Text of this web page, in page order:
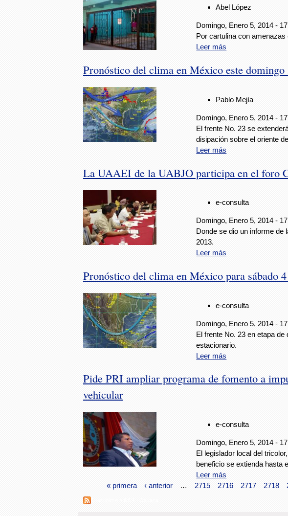
Abel López
Domingo, Enero 5, 2014 -
Por cartulina con amenazas
Leer más
Pronóstico del clima en México este domingo
Pablo Mejía
Domingo, Enero 5, 2014 -
El frente No. 23 se
disipación sobre el oriente
Leer más
La UAAEI de la UABJO participa en el foro
e-consulta
Domingo, Enero 5, 2014 -
Donde se dio un informe de
2013.
Leer más
Pronóstico del clima en México para sábado
e-consulta
Domingo, Enero 5, 2014 -
El frente No. 23 en etapa
estacionario.
Leer más
Pide PRI ampliar programa de fomento a
vehicular
e-consulta
Domingo, Enero 5, 2014 -
El legislador local del
beneficio se extienda hasta
Leer más
« primera
‹ anterior … 2715 2716 2717 2718